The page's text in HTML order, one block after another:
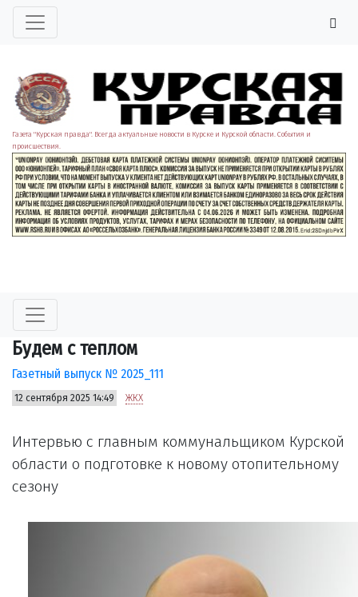
Газета "Курская правда". Всегда актуальные новости в Курске и Курской области. События и
происшествия.
Будем с теплом
Газетный выпуск № 2025_111
12 сентября 2025 14:49 ЖКХ
Интервью с главным коммунальщиком Курской
области о подготовке к новому отопительному
сезону